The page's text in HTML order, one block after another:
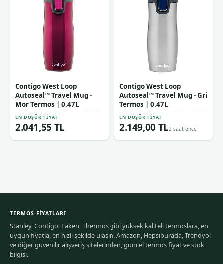
Contigo West Loop
Autoseal™ Travel Mug -
Mor Termos | 0.47L
EN DÜŞÜK FIYAT
2.041,55 TL
Contigo West Loop
Autoseal™ Travel Mug - Gri
Termos | 0.47L
EN DÜŞÜK FIYAT
2.149,00 TL2 saat önce
TERMOS FIYATLARI
Stanley, Contigo, Laken, Thermos gibi yüksek kaliteli termoslara, en
uygun fiyatla, en hızlı şekilde ulaşın. Amazon, Hepsiburada, Trendyol
ve diğer güvenilir alışveriş sitelerinden, güncel termos fiyat ve stok
bilgisi.